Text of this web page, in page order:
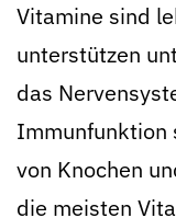
Vitamine sind
unterstützen
das
Immunfunktion
von Knochen
die meisten